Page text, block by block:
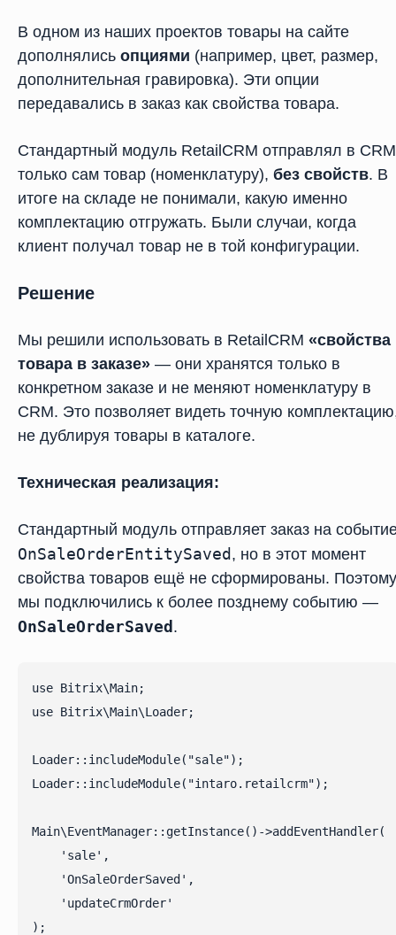
В одном из наших проектов товары на сайте
дополнялись опциями (например, цвет, размер,
дополнительная гравировка). Эти опции
передавались в заказ как свойства товара.
Стандартный модуль RetailCRM отправлял в CRM
только сам товар (номенклатуру), без свойств. В
итоге на складе не понимали, какую именно
комплектацию отгружать. Были случаи, когда
клиент получал товар не в той конфигурации.
Решение
Мы решили использовать в RetailCRM «свойства
товара в заказе» — они хранятся только в
конкретном заказе и не меняют номенклатуру в
CRM. Это позволяет видеть точную
не дублируя товары в каталоге.
Техническая реализация:
Стандартный модуль отправляет заказ на
OnSaleOrderEntitySaved , но в этот момент
свойства товаров ещё не сформированы. Поэтому
мы подключились к более позднему событию —
OnSaleOrderSaved .
use Bitrix\Main;
use Bitrix\Main\Loader;
Loader::includeModule("sale");
Loader::includeModule("intaro.retailcrm");
Main\EventManager::getInstance()->addEventHandler(
    'sale',
    'OnSaleOrderSaved',
    'updateCrmOrder'
);